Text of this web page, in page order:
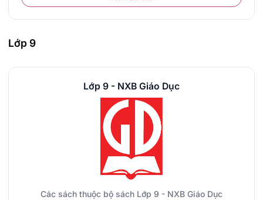
Lớp 9
Lớp 9 - NXB Giáo Dục
Các sách thuộc bộ sách Lớp 9 - NXB Giáo Dục